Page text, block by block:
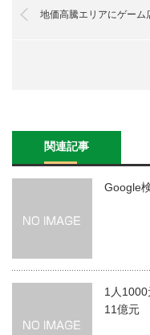
地価高騰エリアにゲーム
関連記事
Google
1人
11億元